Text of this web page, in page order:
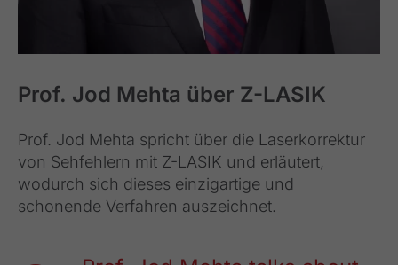
Prof. Jod Mehta über Z-LASIK
Prof. Jod Mehta spricht über die Laserkorrektur
von Sehfehlern mit Z-LASIK und erläutert,
wodurch sich dieses einzigartige und
schonende Verfahren auszeichnet.